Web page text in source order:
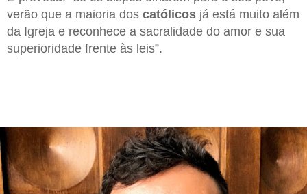
verão que a maioria dos católicos já está muito além
da Igreja e reconhece a sacralidade do amor e sua
superioridade frente às leis”.